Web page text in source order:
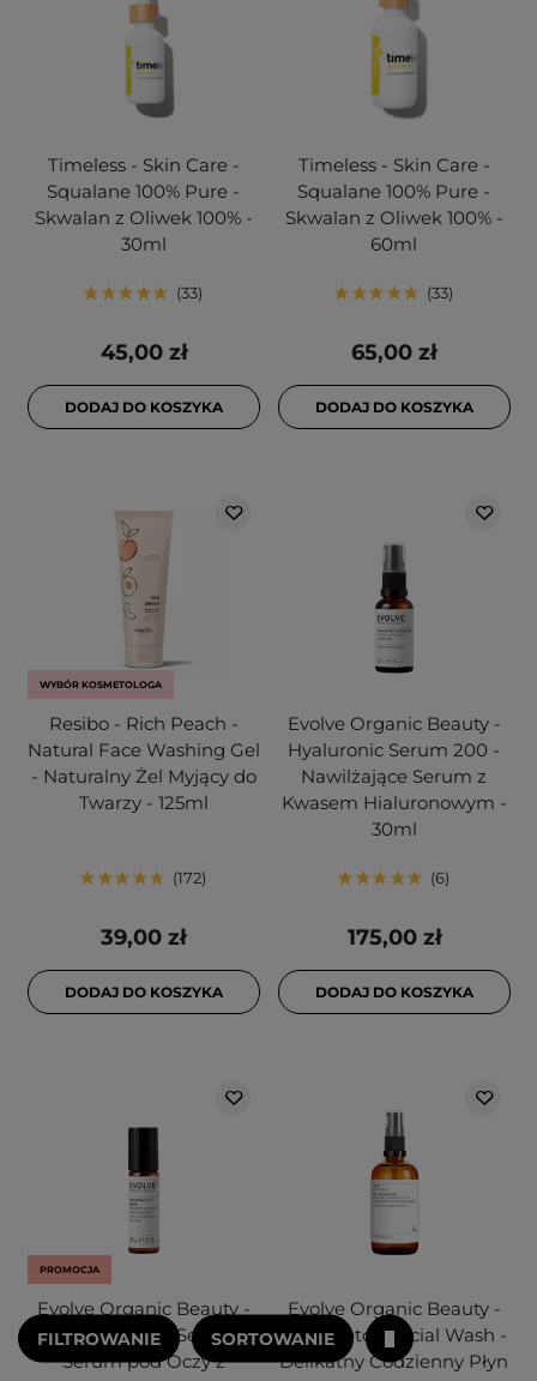
Timeless - Skin Care -
Squalane 100% Pure -
Skwalan z Oliwek 100% -
30ml
33
45,00 zł
DODAJ DO KOSZYKA
Timeless - Skin Care -
Squalane 100% Pure -
Skwalan z Oliwek 100% -
60ml
33
65,00 zł
DODAJ DO KOSZYKA
WYBÓR KOSMETOLOGA
Resibo - Rich Peach -
Natural Face Washing Gel
- Naturalny Żel Myjący do
Twarzy - 125ml
172
39,00 zł
DODAJ DO KOSZYKA
Evolve Organic Beauty -
Hyaluronic Serum 200 -
Nawilżające Serum z
Kwasem Hialuronowym -
30ml
6
175,00 zł
DODAJ DO KOSZYKA
PROMOCJA
Evolve Organic Beauty -
Hyaluronic Eye Serum -
Serum pod Oczy z
Evolve Organic Beauty -
Daily Detox Facial Wash -
Delikatny Codzienny Płyn
FILTROWANIE SORTOWANIE